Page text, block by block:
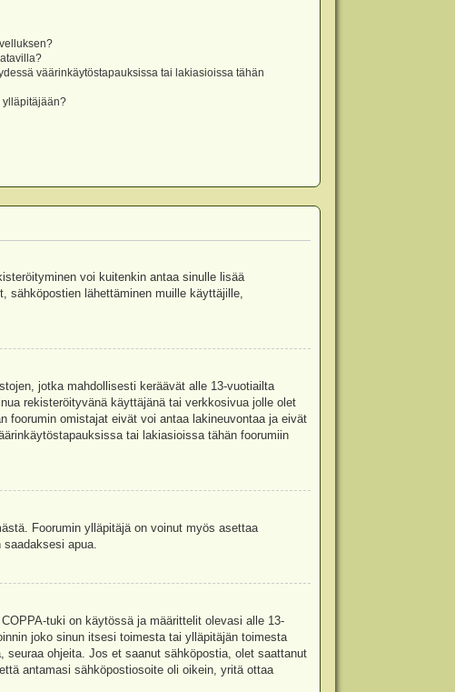
väärinkäytöstapauksissa tai lakiasioissa tähän
ylläpitäjään?
voi kuitenkin antaa sinulle lisää
sähköpostien lähettäminen muille käyttäjille,
jotka mahdollisesti keräävät alle 13-vuotiailta
rekisteröityvänä käyttäjänä tai verkkosivua jolle olet
foorumin omistajat eivät voi antaa lakineuvontaa ja eivät
tai lakiasioissa tähän foorumiin
Foorumin ylläpitäjä on voinut myös asettaa
apua.
tuki on käytössä ja määrittelit olevasi alle 13-
joko sinun itsesi toimesta tai ylläpitäjän toimesta
ohjeita. Jos et saanut sähköpostia, olet saattanut
antamasi sähköpostiosoite oli oikein, yritä ottaa